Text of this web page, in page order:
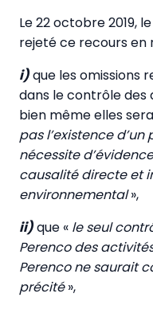
Le 22 octobre 2019,
rejeté ce recours en
i)que les omissions
dans le contrôle des
bien même elles
pas l’existence
nécessite
causalité directe et
environnemental»,
ii)que « le seul
Perenco des
Perenco ne saurait
précité»,